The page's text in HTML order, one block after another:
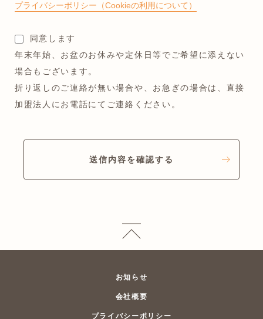
プライバシーポリシー（Cookieの利用について）
同意します
年末年始、お盆のお休みや定休日等でご希望に添えない
場合もございます。
折り返しのご連絡が無い場合や、お急ぎの場合は、直接
加盟法人にお電話にてご連絡ください。
送信内容を確認する
お知らせ
会社概要
プライバシーポリシー